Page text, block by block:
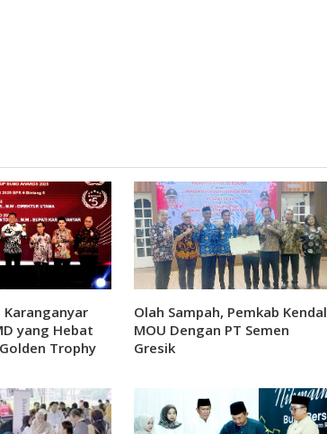
Karanganyar
yang Hebat
Trophy
TOP BUMD
Olah Sampah, Pemkab Kendal
MOU Dengan PT Semen
Gresik